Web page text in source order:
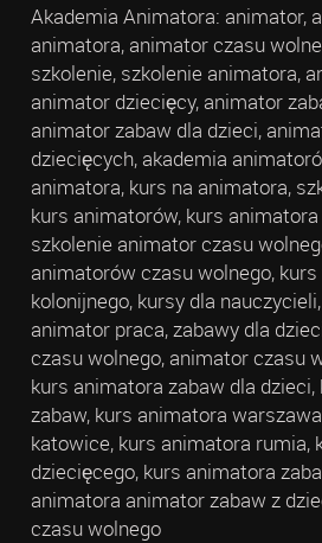
Akademia Animatora: animator,
animatora, animator czasu
szkolenie, szkolenie animatora,
animator dziecięcy, animator
animator zabaw dla dzieci,
dziecięcych, akademia
animatora, kurs na animatora,
kurs animatorów, kurs
szkolenie animator czasu
animatorów czasu wolnego,
kolonijnego, kursy dla
animator praca, zabawy dla
czasu wolnego, animator czasu
kurs animatora zabaw dla
zabaw, kurs animatora
katowice, kurs animatora rumia,
dziecięcego, kurs animatora
animatora animator zabaw z
czasu wolnego